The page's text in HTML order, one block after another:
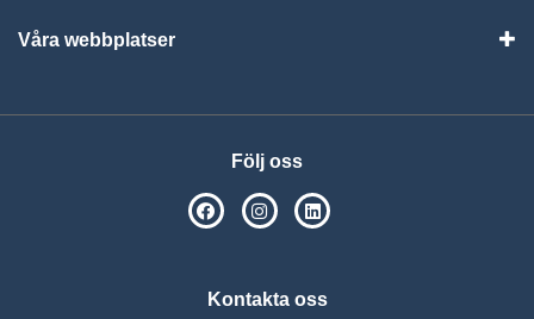
Våra webbplatser
Följ oss
SPSM på Facebook
SPSM på Instagram
Kontakta oss